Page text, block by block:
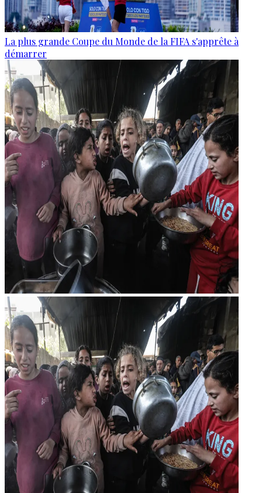
La plus grande Coupe du Monde de la FIFA s'apprête à
démarrer